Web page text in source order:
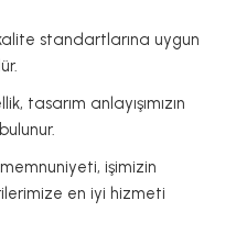
standartlarına uygun
tasarım anlayışımızın
işimizin
en iyi hizmeti